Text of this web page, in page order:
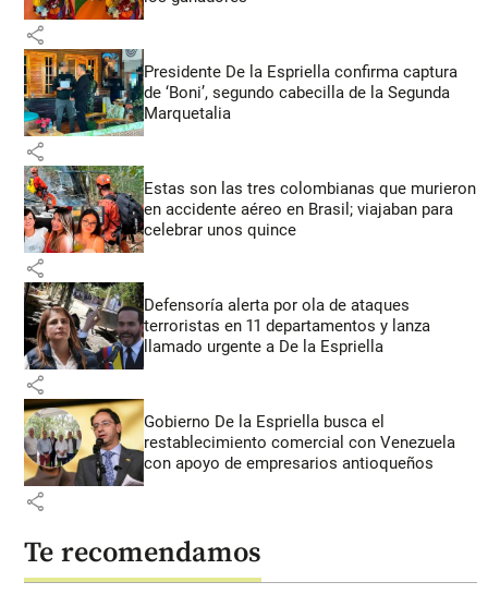
share
Presidente De la Espriella confirma captura
de ‘Boni’, segundo cabecilla de la Segunda
Marquetalia
share
Estas son las tres colombianas que murieron
en accidente aéreo en Brasil; viajaban para
celebrar unos quince
share
Defensoría alerta por ola de ataques
terroristas en 11 departamentos y lanza
llamado urgente a De la Espriella
share
Gobierno De la Espriella busca el
restablecimiento comercial con Venezuela
con apoyo de empresarios antioqueños
share
Te recomendamos